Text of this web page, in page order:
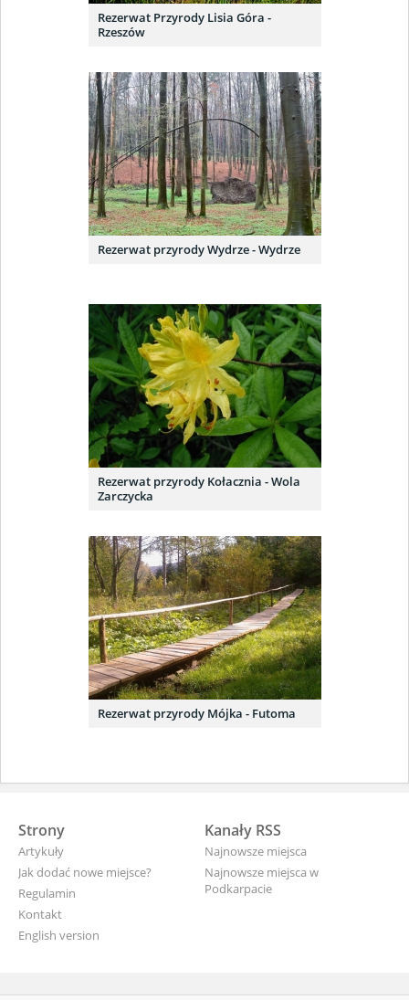
Rezerwat Przyrody Lisia Góra -
Rzeszów
Rezerwat przyrody Wydrze - Wydrze
Rezerwat przyrody Kołacznia - Wola
Zarczycka
Rezerwat przyrody Mójka - Futoma
Strony
Artykuły
Jak dodać nowe miejsce?
Regulamin
Kontakt
English version
Kanały RSS
Najnowsze miejsca
Najnowsze miejsca w
Podkarpacie